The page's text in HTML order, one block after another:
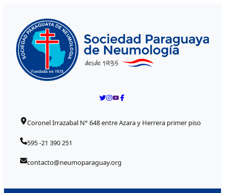
Coronel Irrazabal N° 648 entre Azara y Herrera primer piso
595 -21 390 251
contacto@neumoparaguay.org